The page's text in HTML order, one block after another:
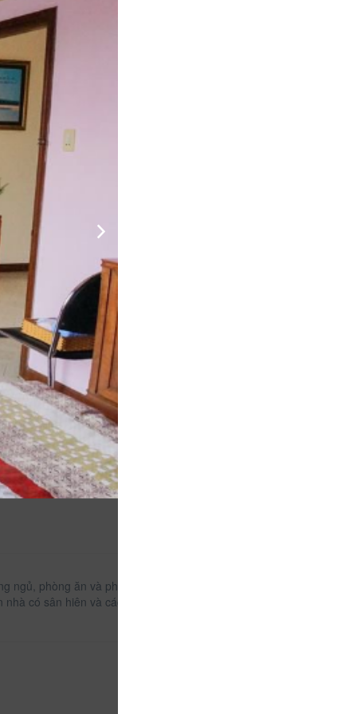
330.000
CHƯA KHAI BÁO PHÒNG
phòng ăn và phòng khách của chủ nhà nằm
có sân hiên và các phòng tắm chung cung cấp